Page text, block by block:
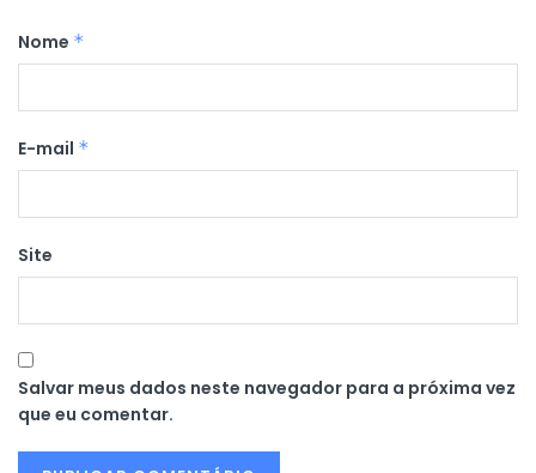
Nome *
E-mail *
Site
Salvar meus dados neste navegador para a próxima vez
que eu comentar.